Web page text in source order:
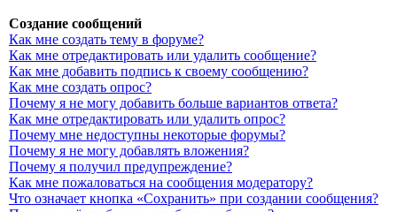
Создание сообщений
Как мне создать тему в форуме?
Как мне отредактировать или удалить сообщение?
Как мне добавить подпись к своему сообщению?
Как мне создать опрос?
Почему я не могу добавить больше вариантов ответа?
Как мне отредактировать или удалить опрос?
Почему мне недоступны некоторые форумы?
Почему я не могу добавлять вложения?
Почему я получил предупреждение?
Как мне пожаловаться на сообщения модератору?
Что означает кнопка «Сохранить» при создании сообщения?